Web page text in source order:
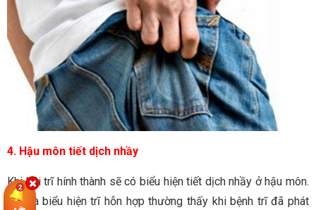
4. Hậu môn tiết dịch nhầy
Khi búi trĩ hính thành sẽ có biểu hiện tiết dịch nhầy ở hậu môn.
Đây là biểu hiện trĩ hỗn hợp thường thấy khi bệnh trĩ đã phát